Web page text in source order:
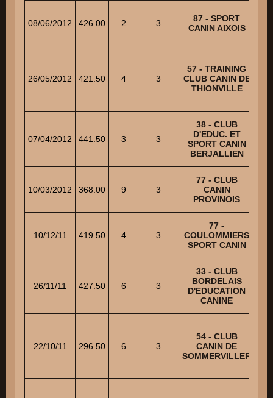
08/06/2012 426.00 2 3
87 - SPORT
CANIN AIXOIS
26/05/2012 421.50 4 3
57 - TRAINING
CLUB CANIN DE
THIONVILLE
07/04/2012 441.50 3 3
38 - CLUB
D'EDUC. ET
SPORT CANIN
BERJALLIEN
10/03/2012 368.00 9 3
77 - CLUB
CANIN
PROVINOIS
10/12/11 419.50 4 3
77 -
COULOMMIERS
SPORT CANIN
26/11/11 427.50 6 3
33 - CLUB
BORDELAIS
D'EDUCATION
CANINE
22/10/11 296.50 6 3
54 - CLUB
CANIN DE
SOMMERVILLER